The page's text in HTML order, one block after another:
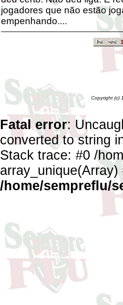
jogadores que não estão
empenhando....
1
Copyright (c)
Fatal error:
converted to string
Stack trace: #0 /
/home/sempreflu/